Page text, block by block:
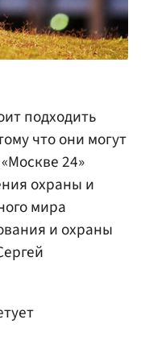
подходить
что они могут
24»
охраны и
мира
и охраны